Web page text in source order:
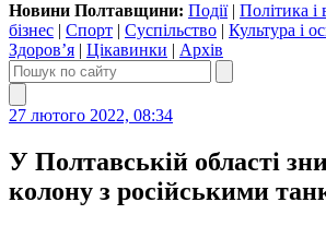
Новини Полтавщини: Події| Політика і
бізнес | Спорт | Суспільство | Культура і
Здоров’я | Цікавинки | Архів
27 лютого 2022, 08:34
У Полтавській області
колону з російськими